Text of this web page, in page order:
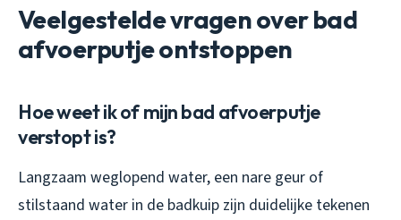
Veelgestelde vragen over bad
afvoerputje ontstoppen
Hoe weet ik of mijn bad afvoerputje
verstopt is?
Langzaam weglopend water, een nare geur of
stilstaand water in de badkuip zijn duidelijke tekenen